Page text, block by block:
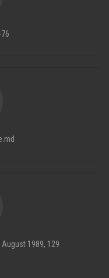
August 1989, 129